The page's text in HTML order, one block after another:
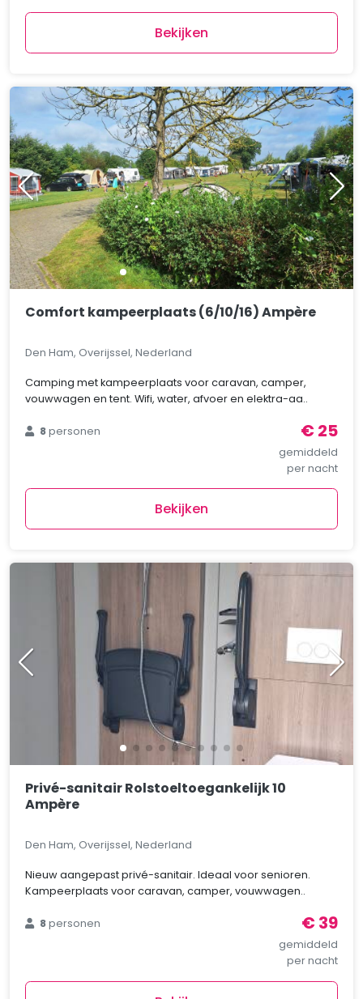
Bekijken
Comfort kampeerplaats (6/10/16) Ampère
Den Ham, Overijssel, Nederland
Camping met kampeerplaats voor caravan, camper,
vouwwagen en tent. Wifi, water, afvoer en elektra-aa..
8personen € 25
gemiddeld
per nacht
Bekijken
Privé-sanitair Rolstoeltoegankelijk 10
Ampère
Den Ham, Overijssel, Nederland
Nieuw aangepast privé-sanitair. Ideaal voor senioren.
Kampeerplaats voor caravan, camper, vouwwagen..
8personen € 39
gemiddeld
per nacht